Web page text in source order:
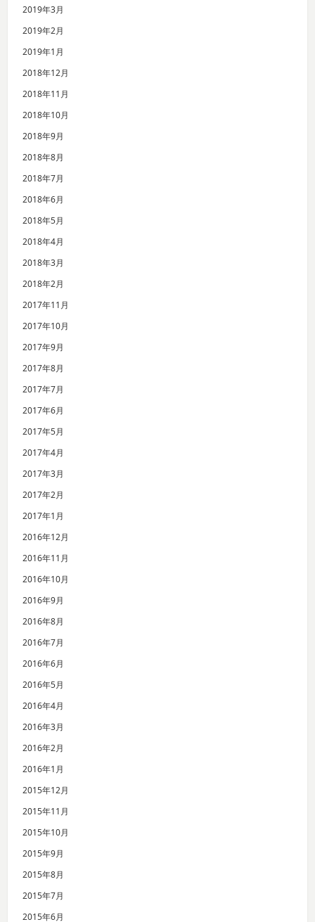
2019年3月
2019年2月
2019年1月
2018年12月
2018年11月
2018年10月
2018年9月
2018年8月
2018年7月
2018年6月
2018年5月
2018年4月
2018年3月
2018年2月
2017年11月
2017年10月
2017年9月
2017年8月
2017年7月
2017年6月
2017年5月
2017年4月
2017年3月
2017年2月
2017年1月
2016年12月
2016年11月
2016年10月
2016年9月
2016年8月
2016年7月
2016年6月
2016年5月
2016年4月
2016年3月
2016年2月
2016年1月
2015年12月
2015年11月
2015年10月
2015年9月
2015年8月
2015年7月
2015年6月